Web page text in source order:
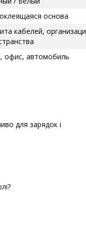
основа
кабелей,
офис, автомобиль
для зарядок і